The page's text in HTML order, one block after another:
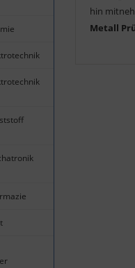
hin
Metall